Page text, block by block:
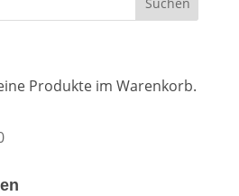
Produkte im Warenkorb.